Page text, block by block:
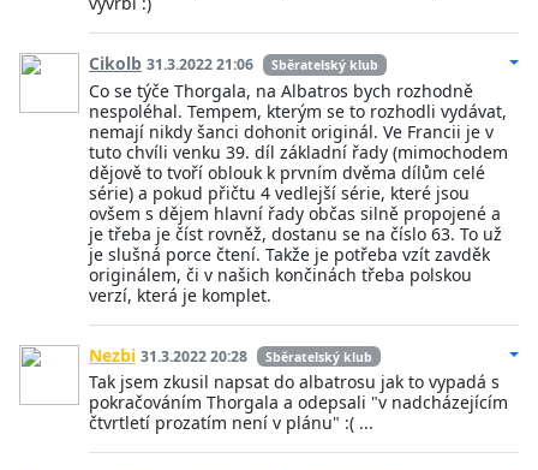
Cikolb 31.3.2022 21:06 Sběratelský klub
Co se týče Thorgala, na Albatros bych rozhodně
nespoléhal. Tempem, kterým se to rozhodli vydávat,
nemají nikdy šanci dohonit originál. Ve Francii je v
tuto chvíli venku 39. díl základní řady (mimochodem
dějově to tvoří oblouk k prvním dvěma dílům celé
série) a pokud přičtu 4 vedlejší série, které jsou
ovšem s dějem hlavní řady občas silně propojené a
je třeba je číst rovněž, dostanu se na číslo 63. To už
je slušná porce čtení. Takže je potřeba vzít zavděk
originálem, či v našich končinách třeba polskou
verzí, která je komplet.
Nezbi 31.3.2022 20:28 Sběratelský klub
Tak jsem zkusil napsat do albatrosu jak to vypadá s
pokračováním Thorgala a odepsali "v nadcházejícím
čtvrtletí prozatím není v plánu" :( ...